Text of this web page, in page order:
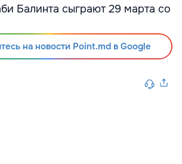
Балинта сыграют 29 марта со
на новости Point.md в Google